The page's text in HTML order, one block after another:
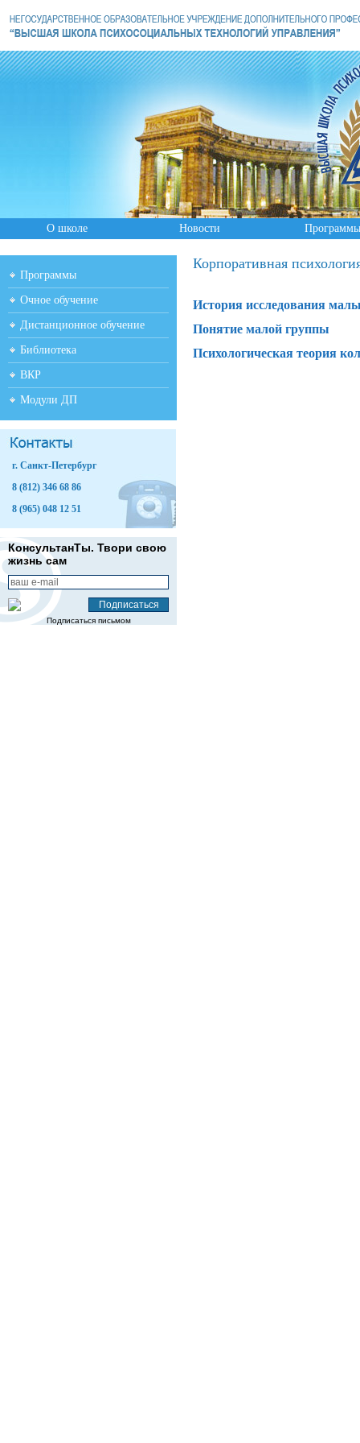
О школе Новости Программы
Программы
Очное обучение
Дистанционное обучение
Библиотека
ВКР
Модули ДП
г. Санкт-Петербург
8 (812) 346 68 86
8 (965) 048 12 51
КонсультанТы. Твори свою
жизнь сам
Подписаться письмом
Корпоративная
История исследования
Понятие малой группы
Психологическая теория